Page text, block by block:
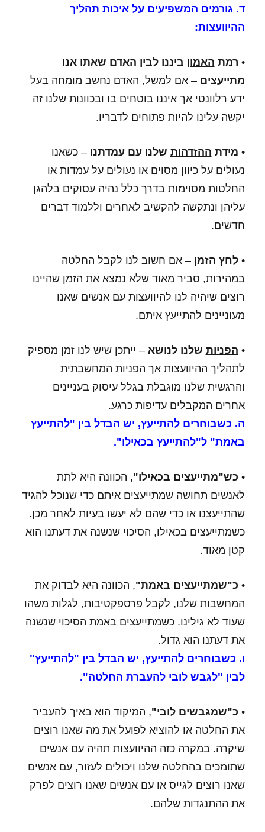
ד. גורמים המשפיעים על איכות תהליך
ההיוועצות:
• רמת האמון ביננו לבין האדם שאתו אנו
מתייעצים – אם למשל, האדם נחשב מומחה בעל
ידע רלוונטי אך איננו בוטחים בו ובכוונות שלנו זה
יקשה עלינו להיות פתוחים לדבריו.
• מידת ההזדהות שלנו עם עמדתנו – כשאנו
נעולים על כיוון מסוים או נעולים על עמדות או
החלטות מסוימות בדרך כלל נהיה עסוקים בלהגן
עליהן ונתקשה להקשיב לאחרים וללמוד דברים
חדשים.
•לחץ הזמן – אם חשוב לנו לקבל החלטה
במהירות, סביר מאוד שלא נמצא את הזמן שהיינו
רוצים שיהיה לנו להיוועצות עם אנשים שאנו
מעוניינים להתייעץ איתם.
• הפניות שלנו לנושא – ייתכן שיש לנו זמן מספיק
לתהליך ההיוועצות אך הפניות המחשבתית
והרגשית שלנו מוגבלת בגלל עיסוק בעניינים
אחרים המקבלים עדיפות כרגע.
ה. כשבוחרים להתייעץ, יש הבדל בין "להתייעץ
באמת" ל"להתייעץ בכאילו".
• כש"מתייעצים בכאילו", הכוונה היא לתת
לאנשים תחושה שמתייעצים איתם כדי שנוכל להגיד
שהתייעצנו או כדי שהם לא יעשו בעיות לאחר מכן.
כשמתייעצים בכאילו, הסיכוי שנשנה את דעתנו הוא
קטן מאוד.
• כ"שמתייעצים באמת", הכוונה היא לבדוק את
המחשבות שלנו, לקבל פרספקטיבות, לגלות משהו
שעוד לא גילינו. כשמתייעצים באמת הסיכוי שנשנה
את דעתנו הוא גדול.
ו. כשבוחרים להתייעץ, יש הבדל בין "להתייעץ"
לבין "לגבש לובי להעברת החלטה".
• כ"שמגבשים לובי", המיקוד הוא באיך להעביר
את החלטה או להוציא לפועל את מה שאנו רוצים
שיקרה. במקרה כזה ההיוועצות תהיה עם אנשים
שתומכים בהחלטה שלנו ויכולים לעזור, עם אנשים
שאנו רוצים לגייס או עם אנשים שאנו רוצים לפרק
את ההתנגדות שלהם.